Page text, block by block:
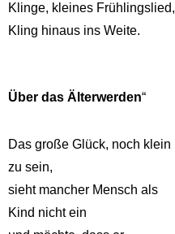
Klinge, kleines Frühlingslied,
Kling hinaus ins Weite.
Über das Älterwerden“
Das große Glück, noch klein
zu sein,
sieht mancher Mensch als
Kind nicht ein